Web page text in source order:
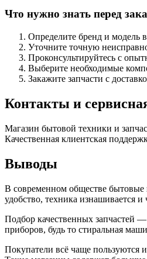
Что нужно знать перед
Определите бренд и модель
Уточните точную
Проконсультируйтесь с
Выберите необходимые
Закажите запчасти с
Контакты и
Магазин бытовой техники и
Качественная клиентская
Выводы
В современном обществе
удобство, техника изнашивается
Подбор качественных запчастей
приборов, будь то стиральная
Покупатели всё чаще пользуются